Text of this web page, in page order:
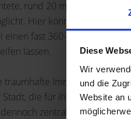
Diese
Wir
und die
Website an
rund 20 m² große
Hier können Sie in
einen fast 360-Grad-Blick
lassen.
traumhafte Immobilie ist
Stadt, die für ihre Kultur,
zentralen Lage,